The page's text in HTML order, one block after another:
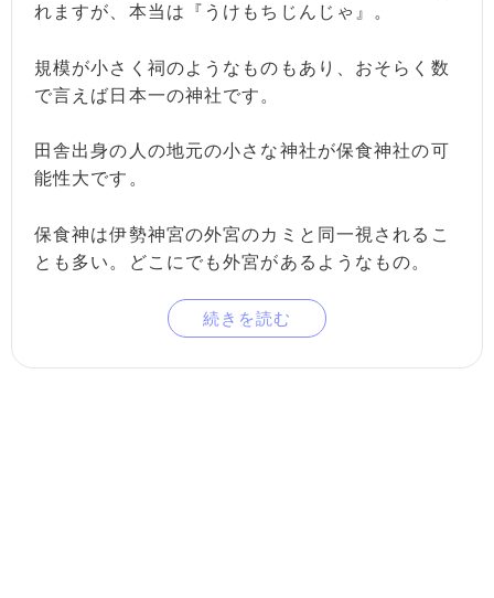
れますが、本当は『うけもちじんじゃ』。
規模が小さく祠のようなものもあり、おそらく数
で言えば日本一の神社です。
田舎出身の人の地元の小さな神社が保食神社の可
能性大です。
保食神は伊勢神宮の外宮のカミと同一視されるこ
とも多い。どこにでも外宮があるようなもの。
続きを読む